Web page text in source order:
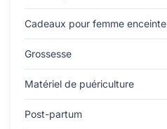
Cadeaux pour femme enceinte
Grossesse
Matériel de puériculture
Post-partum